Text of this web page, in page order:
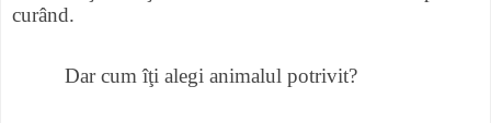
curând.
Dar cum îţi alegi animalul potrivit?